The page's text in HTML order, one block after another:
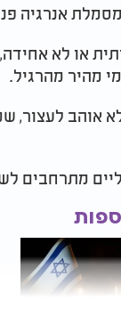
אנרגיה
או לא
מהיר מהרגיל.
אוהב לעצור,
מתרחבים